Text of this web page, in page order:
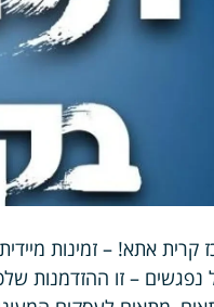
נפגשים – זו ההזדמנות